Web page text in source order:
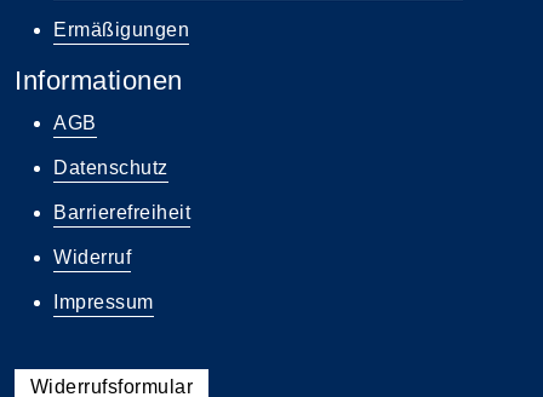
Ermäßigungen
Informationen
AGB
Datenschutz
Barrierefreiheit
Widerruf
Impressum
Widerrufsformular